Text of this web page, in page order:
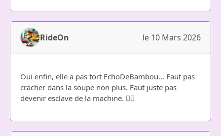
RideOn le 10 Mars 2026
Oui enfin, elle a pas tort EchoDeBambou... Faut pas
cracher dans la soupe non plus. Faut juste pas
devenir esclave de la machine. 🤷‍♂️